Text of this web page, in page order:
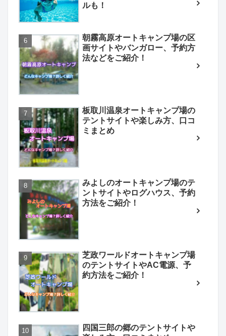
ルも！
朝霧高原オートキャンプ場の区
画サイトやバンガロー、予約方
法などをご紹介！
板取川温泉オートキャンプ場の
テントサイトや楽しみ方、口コ
ミまとめ
みよしのオートキャンプ場のテ
ントサイトやログハウス、予約
方法をご紹介！
芝政ワールドオートキャンプ場
のテントサイトやAC電源、予
約方法をご紹介！
四国三郎の郷のテントサイトや